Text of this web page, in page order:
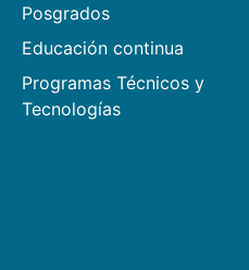
Posgrados
Educación continua
Programas Técnicos y
Tecnologías